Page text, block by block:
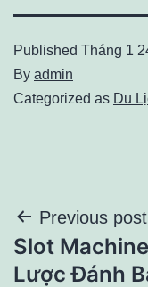
Published Tháng 1
By admin
Categorized as Du
Điều
hướng
Previous post
Slot
Lược Đánh